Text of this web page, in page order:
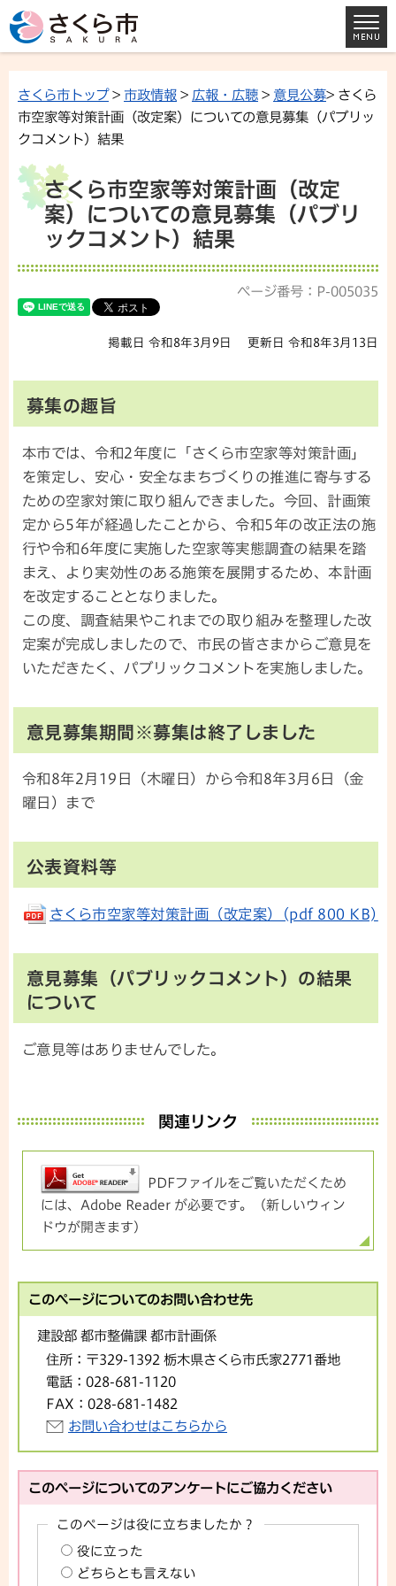
さくら市トップ> 市政情報 > 広報・広聴 > 意見公募> さくら
市空家等対策計画（改定案）についての意見募集（パブリッ
クコメント）結果
さくら市空家等対策計画（改定
案）についての意見募集（パブリ
ックコメント）結果
ページ番号：P-005035
掲載日 令和8年3月9日 更新日 令和8年3月13日
募集の趣旨
本市では、令和2年度に「さくら市空家等対策計画」
を策定し、安心・安全なまちづくりの推進に寄与する
ための空家対策に取り組んできました。今回、計画策
定から5年が経過したことから、令和5年の改正法の施
行や令和6年度に実施した空家等実態調査の結果を踏
まえ、より実効性のある施策を展開するため、本計画
を改定することとなりました。
この度、調査結果やこれまでの取り組みを整理した改
定案が完成しましたので、市民の皆さまからご意見を
いただきたく、パブリックコメントを実施しました。
意見募集期間※募集は終了しました
令和8年2月19日（木曜日）から令和8年3月6日（金
曜日）まで
公表資料等
さくら市空家等対策計画（改定案）(pdf 800 KB)
意見募集（パブリックコメント）の結果
について
ご意見等はありませんでした。
関連リンク
PDFファイルをご覧いただくため
には、Adobe Reader が必要です。（新しいウィン
ドウが開きます）
このページについてのお問い合わせ先
建設部 都市整備課 都市計画係
住所： 〒329-1392 栃木県さくら市氏家2771番地
電話： 028-681-1120
FAX： 028-681-1482
お問い合わせはこちらから
このページについてのアンケートにご協力ください
このページは役に立ちましたか？
役に立った
どちらとも言えない